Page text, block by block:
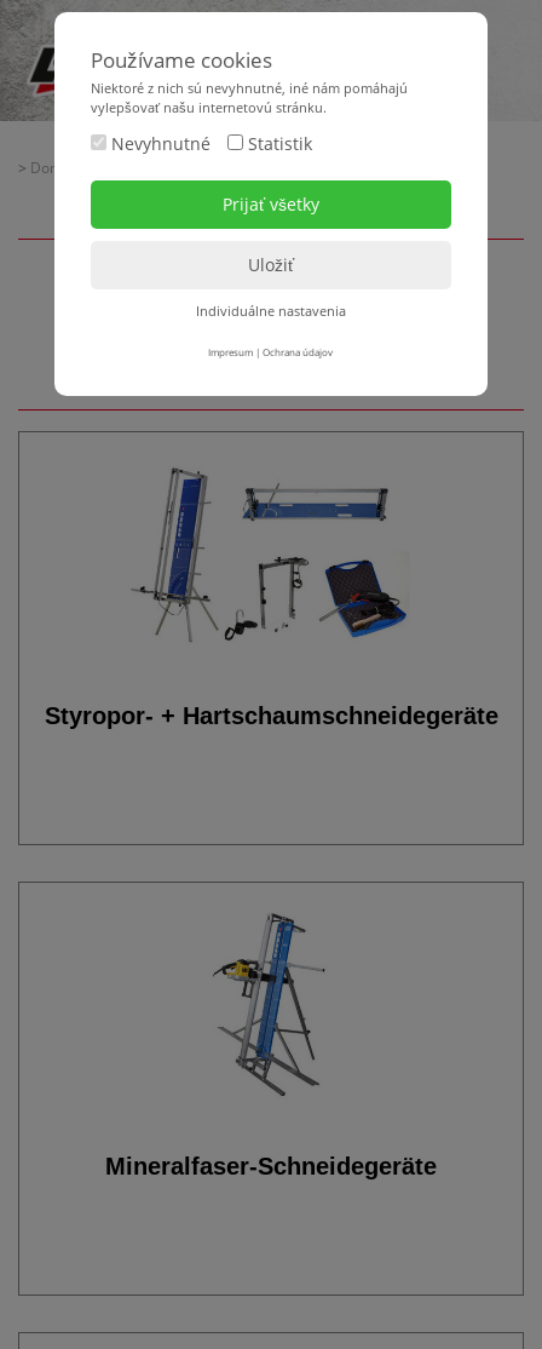
> Domov
Schneid-, Trenn- + Säge-
Technik
Styropor- + Hartschaumschneidegeräte
Mineralfaser-Schneidegeräte
Používame cookies
Niektoré z nich sú nevyhnutné, iné nám pomáhajú
vylepšovať našu internetovú stránku.
Nevyhnutné Statistik
Individuálne nastavenia
Impresum |Ochrana údajov